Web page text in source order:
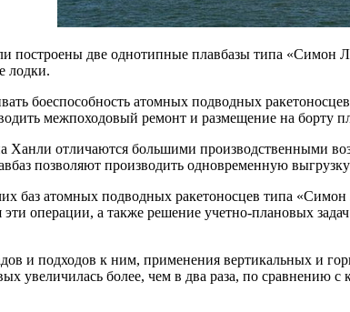
две однотипные плавбазы типа «Симон
лодки.
боеспособность атомных подводных
межпоходовый ремонт и размещение на борту
Ханли отличаются большими производственными
позволяют производить одновременную
баз атомных подводных ракетоносцев типа
операции, а также решение учетно-плановых
и подходов к ним, применения вертикальных и
увеличилась более, чем в два раза, по сравнению